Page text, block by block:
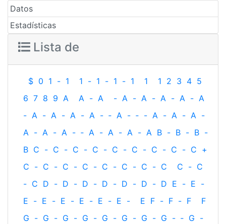
Datos
Estadísticas
Lista de
$ 0 1 - 1 1 - 1 - 1 - 1 1 1 2 3 4 5
6 7 8 9 A A - A - A - A - A - A - A
- A - A - A - A - ‐ A - ‐ - A - A - A -
A - A - A - ‐ A - A - A - A B - B - B -
B C - C - C - C - C - C - C - C - C +
C - C - C - C - C - C - C - C C - C
- C D - D - D - D - D - D - D E - E -
E - E - E - E - E - E - E F - F - F
F
G - G - G - G - G - G - G - G - ‐ G -